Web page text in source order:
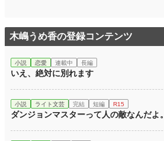
木嶋うめ香の登録コンテンツ
小説 恋愛 連載中 長編
いえ、絶対に別れます
小説 ライト文芸 完結 短編 R15
ダンジョンマスターって人の敵なんだよ。